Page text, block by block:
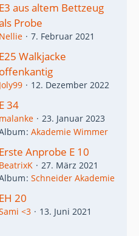
E3 aus altem Bettzeug
Probe
Nellie 7. Februar 2021
E25 Walkjacke
offenkantig
Joly99 12. Dezember 2022
E 34
malanke
23. Januar 2023
Akademie Wimmer
Erste Anprobe E 10
BeatrixK
27. März 2021
Schneider Akademie
EH 20
<3 13. Juni 2021